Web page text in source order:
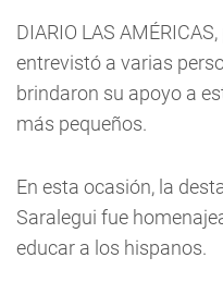
DIARIO LAS
entrevistó a varias
brindaron su apoyo a
más pequeños.
En esta ocasión, la
Saralegui fue
educar a los hispanos.